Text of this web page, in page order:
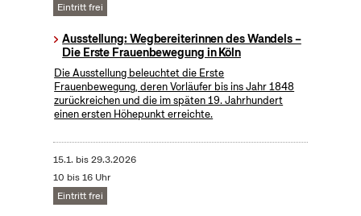
Eintritt frei
Ausstellung: Wegbereiterinnen des Wandels –
Die Erste Frauenbewegung in Köln
Die Ausstellung beleuchtet die Erste
Frauenbewegung, deren Vorläufer bis ins Jahr 1848
zurückreichen und die im späten 19. Jahrhundert
einen ersten Höhepunkt erreichte.
15.1. bis29.3.2026
10 bis 16 Uhr
Eintritt frei